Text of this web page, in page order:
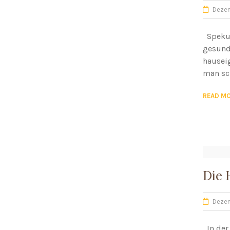
man
READ
Die